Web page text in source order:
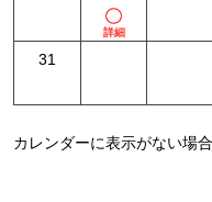
詳細
31
カレンダーに表示がない場